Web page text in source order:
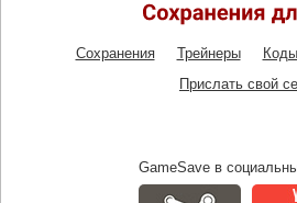
Сохранения Трейнеры Коды
Прислать свой
GameSave в